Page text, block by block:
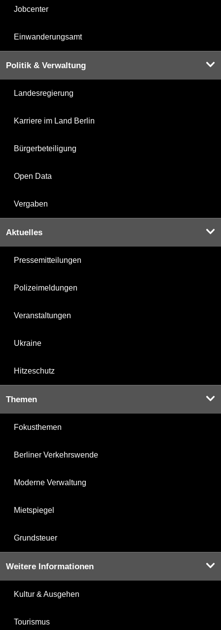
Jobcenter
Einwanderungsamt
Politik & Verwaltung
Landesregierung
Karriere im Land Berlin
Bürgerbeteiligung
Open Data
Vergaben
Aktuelles
Pressemitteilungen
Polizeimeldungen
Veranstaltungen
Ukraine
Hitzeschutz
Themen
Fokusthemen
Berliner Verkehrswende
Moderne Verwaltung
Mietspiegel
Grundsteuer
Weitere Informationen
Kultur & Ausgehen
Tourismus